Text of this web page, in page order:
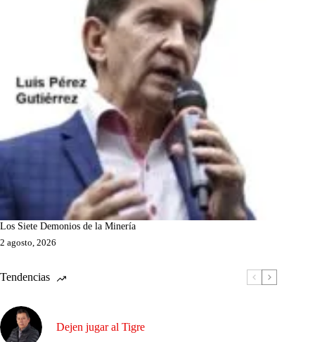
Los Siete Demonios de la Minería
2 agosto, 2026
Tendencias
Dejen jugar al Tigre